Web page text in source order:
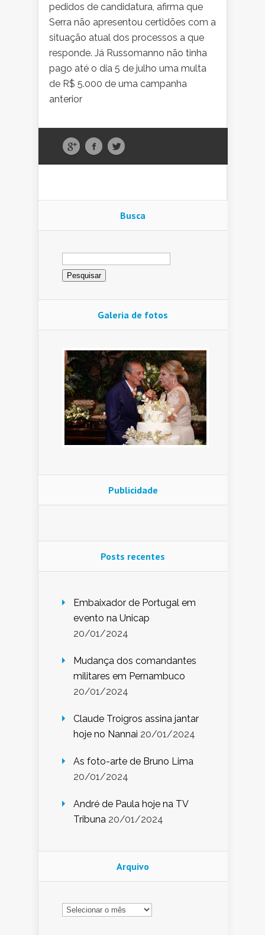
pedidos de candidatura, afirma que
Serra não apresentou certidões com a
situação atual dos processos a que
responde. Já Russomanno não tinha
pago até o dia 5 de julho uma multa
de R$ 5.000 de uma campanha
anterior
Busca
Pesquisar
por:
Galeria de fotos
Publicidade
Posts recentes
Embaixador de Portugal em
evento na Unicap
20/01/2024
Mudança dos comandantes
militares em Pernambuco
20/01/2024
Claude Troigros assina jantar
hoje no Nannai 20/01/2024
As foto-arte de Bruno Lima
20/01/2024
André de Paula hoje na TV
Tribuna 20/01/2024
Arquivo
Arquivo